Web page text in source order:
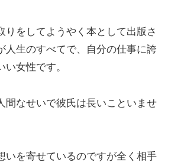
りをしてようやく本として出版さ
人生のすべてで、自分の仕事に誇
い女性です。
間なせいで彼氏は長いこといませ
いを寄せているのですが全く相手